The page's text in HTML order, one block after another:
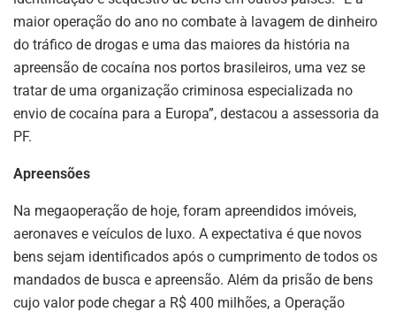
maior operação do ano no combate à lavagem de dinheiro
do tráfico de drogas e uma das maiores da história na
apreensão de cocaína nos portos brasileiros, uma vez se
tratar de uma organização criminosa especializada no
envio de cocaína para a Europa”, destacou a assessoria da
PF.
Apreensões
Na megaoperação de hoje, foram apreendidos imóveis,
aeronaves e veículos de luxo. A expectativa é que novos
bens sejam identificados após o cumprimento de todos os
mandados de busca e apreensão. Além da prisão de bens
cujo valor pode chegar a R$ 400 milhões, a Operação